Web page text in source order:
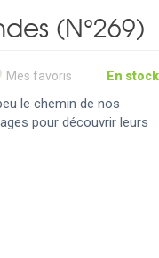
(N°269)
Mes favoris En stock
le chemin de nos
pour découvrir leurs